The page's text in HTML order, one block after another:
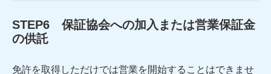
STEP6 保証協会への加入または営業保証金
の供託
免許を取得しただけでは営業を開始することはできませ